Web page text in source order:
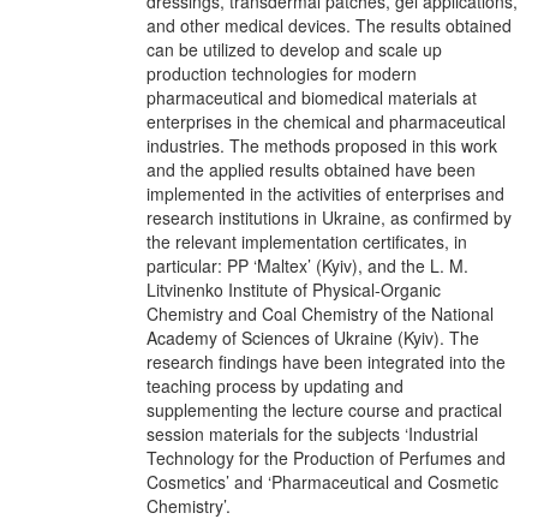
and other medical devices. The results obtained
can be utilized to develop and scale up
production technologies for modern
pharmaceutical and biomedical materials at
enterprises in the chemical and pharmaceutical
industries. The methods proposed in this work
and the applied results obtained have been
implemented in the activities of enterprises and
research institutions in Ukraine, as confirmed by
the relevant implementation certificates, in
particular: PP ‘Maltex’ (Kyiv), and the L. M.
Litvinenko Institute of Physical-Organic
Chemistry and Coal Chemistry of the National
Academy of Sciences of Ukraine (Kyiv). The
research findings have been integrated into the
teaching process by updating and
supplementing the lecture course and practical
session materials for the subjects ‘Industrial
Technology for the Production of Perfumes and
Cosmetics’ and ‘Pharmaceutical and Cosmetic
Chemistry’.